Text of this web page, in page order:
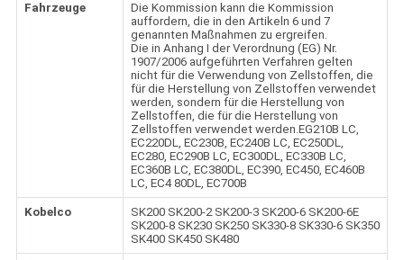
Fahrzeuge
Die Kommission kann die Kommission
auffordern, die in den Artikeln 6 und 7
genannten Maßnahmen zu ergreifen.
Die in Anhang I der Verordnung (EG) Nr.
1907/2006 aufgeführten Verfahren gelten
nicht für die Verwendung von Zellstoffen, die
für die Herstellung von Zellstoffen verwendet
werden, sondern für die Herstellung von
Zellstoffen, die für die Herstellung von
Zellstoffen verwendet werden.EG210B LC,
EC220DL, EC230B, EC240B LC, EC250DL,
EC280, EC290B LC, EC300DL, EC330B LC,
EC360B LC, EC380DL, EC390, EC450, EC460B
LC, EC4 80DL, EC700B
Kobelco
SK200 SK200-2 SK200-3 SK200-6 SK200-6E
SK200-8 SK230 SK250 SK330-8 SK330-6 SK350
SK400 SK450 SK480